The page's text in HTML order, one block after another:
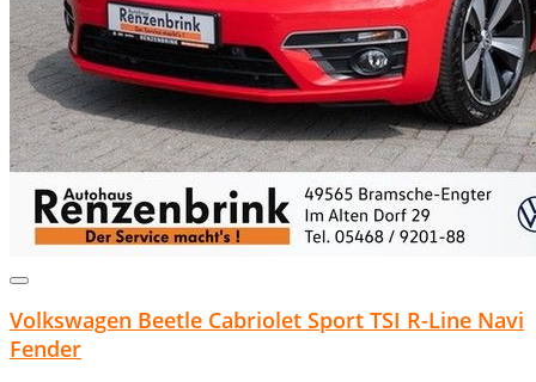
Volkswagen Beetle Cabriolet Sport TSI R-Line Navi
Fender